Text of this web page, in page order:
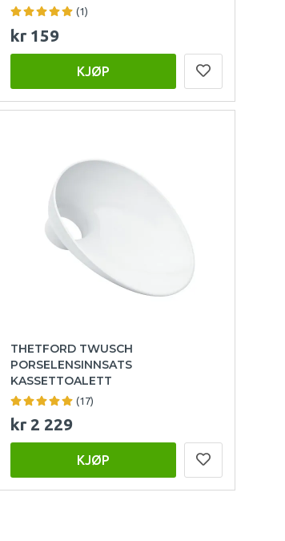
(1)
kr 159
KJØP
THETFORD TWUSCH
PORSELENSINNSATS
KASSETTOALETT
(17)
kr 2 229
KJØP